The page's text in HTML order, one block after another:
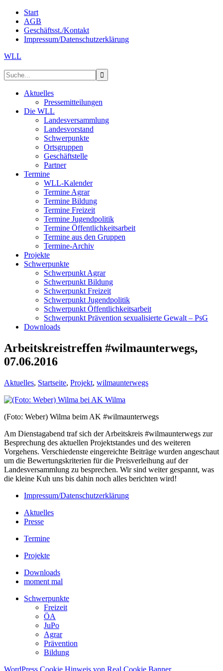
Start
AGB
Geschäftsst./Kontakt
Impressum/Datenschutzerklärung
WLL
Aktuelles
Pressemitteilungen
Die WLL
Landesversammlung
Landesvorstand
Schwerpunkte
Ortsgruppen
Geschäftstelle
Partner
Termine
WLL-Kalender
Termine Agrar
Termine Bildung
Termine Freizeit
Termine Jugendpolitik
Termine Öffentlichkeitsarbeit
Termine aus den Gruppen
Termine-Archiv
Projekte
Schwerpunkte
Schwerpunkt Agrar
Schwerpunkt Bildung
Schwerpunkt Freizeit
Schwerpunkt Jugendpolitik
Schwerpunkt Öffentlichkeitsarbeit
Schwerpunkt Prävention sexualisierte Gewalt – PsG
Downloads
Arbeitskreistreffen #wilmaunterwegs,
07.06.2016
Aktuelles, Startseite, Projekt, wilmaunterwegs
(Foto: Weber) Wilma beim AK #wilmaunterwegs
Am Dienstagabend traf sich der Arbeitskreis #wilmaunterwegs zur
Besprechung des aktuellen Projektstandes und des weiteren
Vorgehens. Verschiedenste eingereichte Beiträge wurden angeschaut
um die Bewertungskriterien für die Preisverleihung auf der
Landesversammlung zu besprechen. Wir sind weiter gespannt, was
die kleine Kuh uns bis dahin noch alles berichten wird!
Impressum/Datenschutzerklärung
Aktuelles
Presse
Termine
Projekte
Downloads
moment mal
Schwerpunkte
Freizeit
ÖA
JuPo
Agrar
Prävention
Bildung
WordPress Cookie Hinweis von Real Cookie Banner